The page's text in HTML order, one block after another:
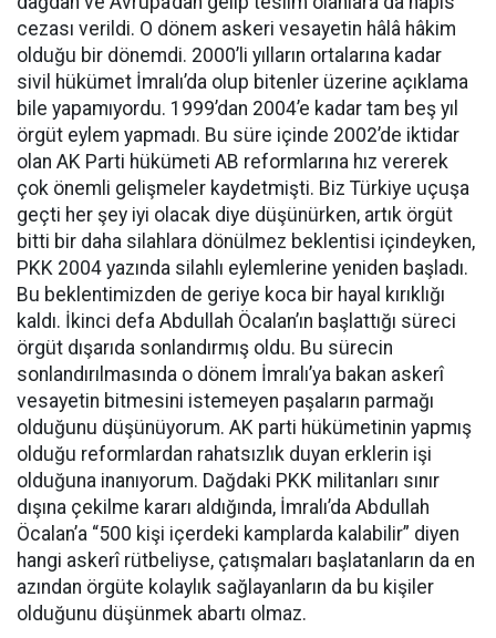
cezası verildi. O dönem askeri vesayetin hâlâ hâkim
olduğu bir dönemdi. 2000’li yılların ortalarına kadar
sivil hükümet İmralı’da olup bitenler üzerine açıklama
bile yapamıyordu. 1999’dan 2004’e kadar tam beş yıl
örgüt eylem yapmadı. Bu süre içinde 2002’de iktidar
olan AK Parti hükümeti AB reformlarına hız vererek
çok önemli gelişmeler kaydetmişti. Biz Türkiye uçuşa
geçti her şey iyi olacak diye düşünürken, artık örgüt
bitti bir daha silahlara dönülmez beklentisi içindeyken,
PKK 2004 yazında silahlı eylemlerine yeniden başladı.
Bu beklentimizden de geriye koca bir hayal kırıklığı
kaldı. İkinci defa Abdullah Öcalan’ın başlattığı süreci
örgüt dışarıda sonlandırmış oldu. Bu sürecin
sonlandırılmasında o dönem İmralı’ya bakan askerî
vesayetin bitmesini istemeyen paşaların parmağı
olduğunu düşünüyorum. AK parti hükümetinin yapmış
olduğu reformlardan rahatsızlık duyan erklerin işi
olduğuna inanıyorum. Dağdaki PKK militanları sınır
dışına çekilme kararı aldığında, İmralı’da Abdullah
Öcalan’a “500 kişi içerdeki kamplarda kalabilir” diyen
hangi askerî rütbeliyse, çatışmaları başlatanların da en
azından örgüte kolaylık sağlayanların da bu kişiler
olduğunu düşünmek abartı olmaz.